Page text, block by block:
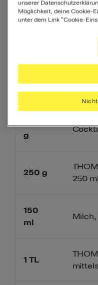
6
210 g
200
g
250 g
150
ml
1 TL
250
Milch,
unserer
Möglichkeit, deine Cookie-
unter dem Link "Cookie-